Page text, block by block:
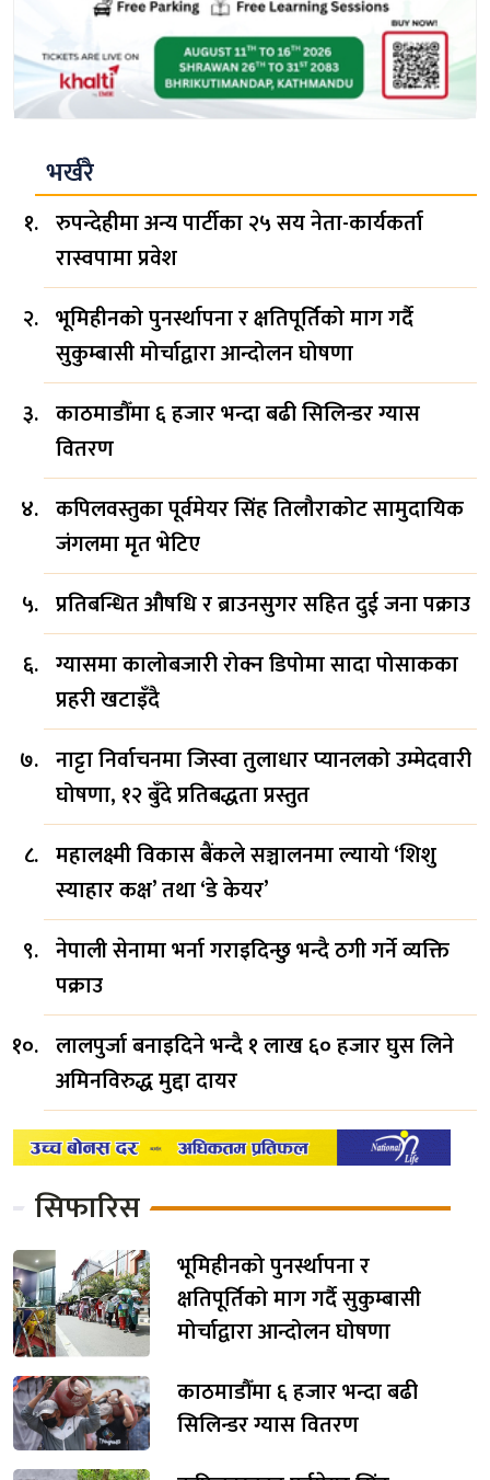
भर्खरै
रुपन्देहीमा अन्य पार्टीका २५ सय नेता-कार्यकर्ता
रास्वपामा प्रवेश
भूमिहीनको पुनर्स्थापना र क्षतिपूर्तिको माग गर्दै
सुकुम्बासी मोर्चाद्वारा आन्दोलन घोषणा
काठमाडौँमा ६ हजार भन्दा बढी सिलिन्डर ग्यास
वितरण
कपिलवस्तुका पूर्वमेयर सिंह तिलौराकोट सामुदायिक
जंगलमा मृत भेटिए
प्रतिबन्धित औषधि र ब्राउनसुगर सहित दुई जना पक्राउ
ग्यासमा कालोबजारी रोक्न डिपोमा सादा पोसाकका
प्रहरी खटाइँदै
नाट्टा निर्वाचनमा जिस्वा तुलाधार प्यानलको उम्मेदवारी
घोषणा, १२ बुँदे प्रतिबद्धता प्रस्तुत
महालक्ष्मी विकास बैंकले सञ्चालनमा ल्यायो ‘शिशु
स्याहार कक्ष’ तथा ‘डे केयर’
नेपाली सेनामा भर्ना गराइदिन्छु भन्दै ठगी गर्ने व्यक्ति
पक्राउ
लालपुर्जा बनाइदिने भन्दै १ लाख ६० हजार घुस लिने
अमिनविरुद्ध मुद्दा दायर
सिफारिस
भूमिहीनको पुनर्स्थापना र
क्षतिपूर्तिको माग गर्दै सुकुम्बासी
मोर्चाद्वारा आन्दोलन घोषणा
काठमाडौँमा ६ हजार भन्दा बढी
सिलिन्डर ग्यास वितरण